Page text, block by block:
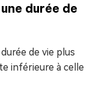
durée de
de vie plus
inférieure à celle